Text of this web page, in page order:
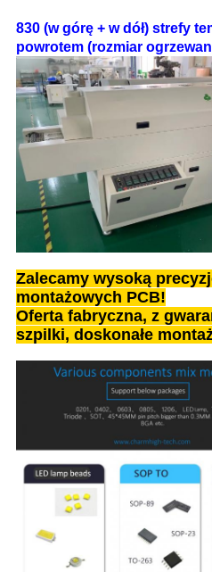
830 (w górę + w dół) strefy
powrotem (rozmiar
Zalecamy wysoką
montażowych PCB!
Oferta fabryczna, z
szpilki, doskonałe